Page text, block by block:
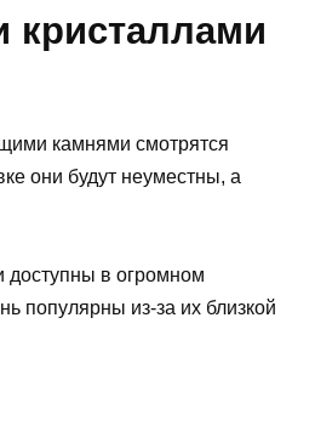
кристаллами
камнями смотрятся
они будут неуместны, а
доступны в огромном
популярны из-за их близкой